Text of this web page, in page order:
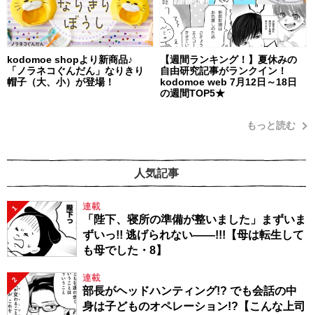
kodomoe shopより新商品♪
「ノラネコぐんだん」なりきり
帽子（大、小）が登場！
【週間ランキング！】夏休みの
自由研究記事がランクイン！
kodomoe web 7月12日～18日
の週間TOP5★
もっと読む
人気記事
1 連載
「陛下、寝所の準備が整いました」まずいま
ずいっ!! 逃げられない――!!!【母は転生して
も母でした・8】
2 連載
部長がヘッドハンティング!? でも会話の中
身は子どものオペレーション!?【こんな上司